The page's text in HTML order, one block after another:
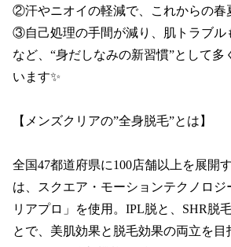
②汗やニオイの軽減で、これからの春
③自己処理の手間が減り、肌トラブル
など、“身だしなみの新習慣”として多
います✨
【メンズクリアの”全身脱毛”とは】
全国47都道府県に100店舗以上を展開
は、スクエア・モーションテクノロジ
リアプロ」を使用。IPL脱と、SHR脱
とで、美肌効果と脱毛効果の両立を目